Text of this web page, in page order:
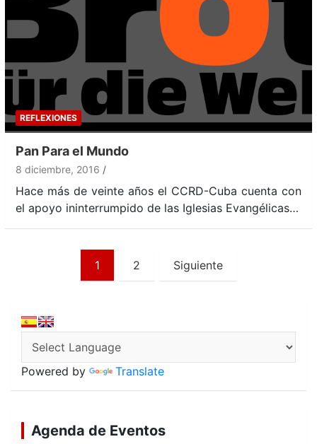
REFLEXIONES
Pan Para el Mundo
8 diciembre, 2016
Hace más de veinte años el CCRD-Cuba cuenta con
el apoyo ininterrumpido de las Iglesias Evangélicas…
Paginación
entradas
1 2 Siguiente
Powered by Translate
Agenda de Eventos